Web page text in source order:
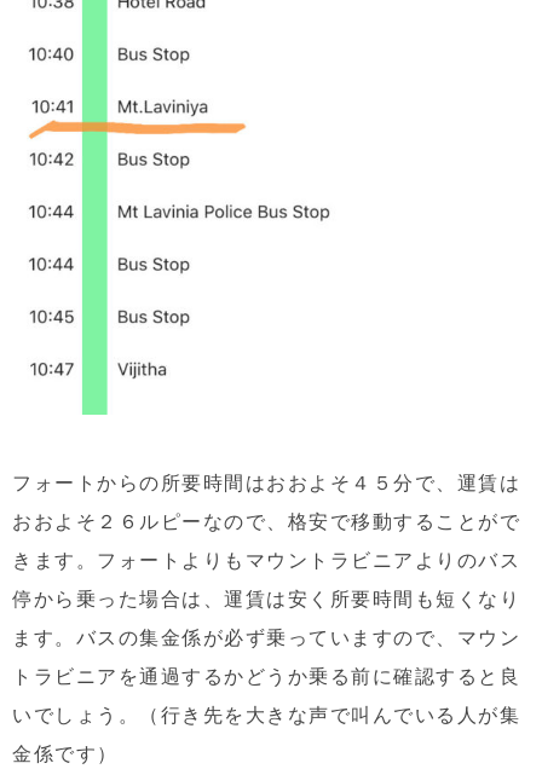
フォートからの所要時間はおおよそ４５分で、運賃は
おおよそ２６ルピーなので、格安で移動することがで
きます。フォートよりもマウントラビニアよりのバス
停から乗った場合は、運賃は安く所要時間も短くなり
ます。バスの集金係が必ず乗っていますので、マウン
トラビニアを通過するかどうか乗る前に確認すると良
いでしょう。（行き先を大きな声で叫んでいる人が集
金係です）